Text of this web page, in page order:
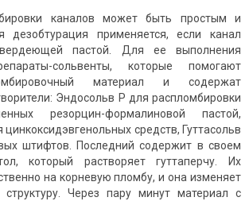
каналов может быть простым и
дезобтурация применяется, если канал
пастой. Для ее выполнения
сольвенты, которые помогают
материал и содержат
Эндосольв Р для распломбировки
резорцин-формалиновой пастой,
средств, Гуттасольв
штифтов. Последний содержит в своем
который растворяет гуттаперчу. Их
на корневую пломбу, и она изменяет
Через пару минут материал с